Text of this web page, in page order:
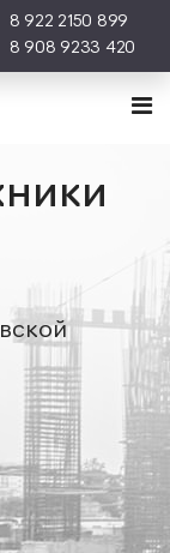
8 922 2150 899
8 908 9233 420